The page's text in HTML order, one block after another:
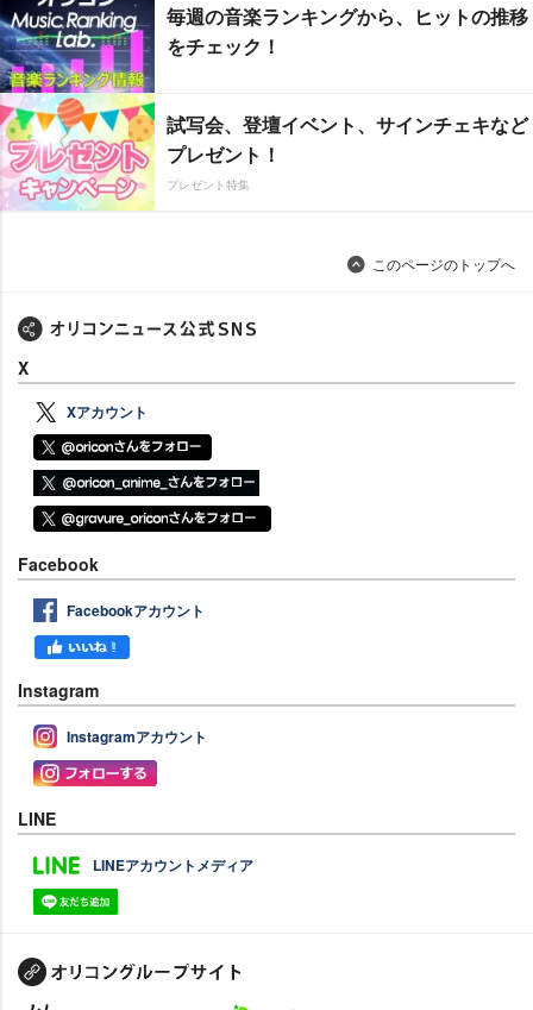
毎週の音楽ランキングから、ヒットの推移
をチェック！
試写会、登壇イベント、サインチェキなど
プレゼント！
プレゼント特集
このページのトップへ
X
Xアカウント
Facebook
Facebookアカウント
Instagram
Instagramアカウント
LINE
LINEアカウントメディア